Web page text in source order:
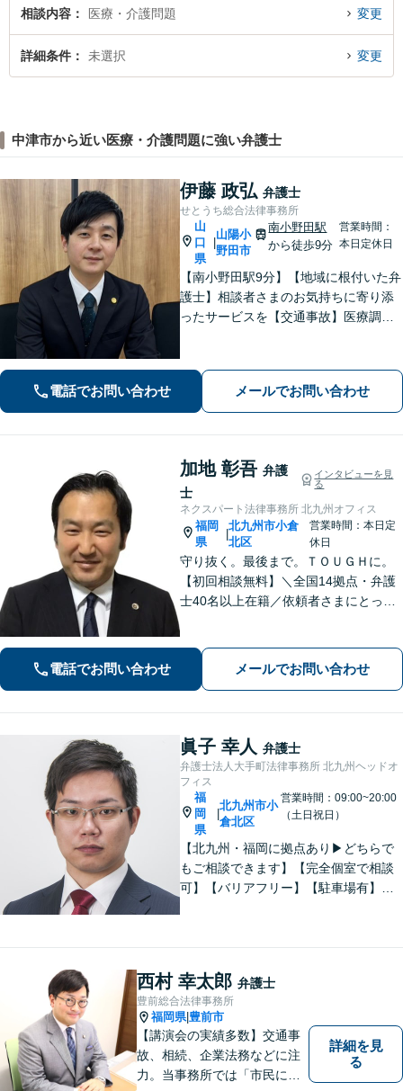
相談内容 医療・介護問題 変更
詳細条件 未選択 変更
中津市から近い医療・介護問題に強い弁護士
伊藤 政弘 弁護士
せとうち総合法律事務所
山
口
県
山陽小
野田市
南小野田駅
から徒歩9分
営業時間：
本日定休日
【南小野田駅9分】【地域に根付いた弁
護士】相談者さまのお気持ちに寄り添
ったサービスを【交通事故】医療調査
実調査と判例をリサーチし、不公平感
のない相続を実現【WEB面談】
電話でお問い合わせ メールでお問い合わせ
加地 彰吾 弁護
士
インタビューを見
る
ネクスパート法律事務所 北九州オフィス
福岡
県
|
北九州市小倉
北区
営業時間：本日定
休日
守り抜く。最後まで。ＴＯＵＧＨに。
【初回相談無料】＼全国14拠点・弁護
士40名以上在籍／依頼者さまにとって
題/相続/交通事故/刑事事件など、ご相
談ください【夜間・休日対応】
電話でお問い合わせ メールでお問い合わせ
眞子 幸人 弁護士
弁護士法人大手町法律事務所 北九州ヘッドオ
フィス
福
岡
県
|
北九州市小
倉北区
営業時間：09:00~20:00
（土日祝日）
【北九州・福岡に拠点あり▶どちらで
もご相談できます】【完全個室で相談
可】【バリアフリー】【駐車場有】法
活かした総合力で課題解決をサポート
い。
西村 幸太郎 弁護士
豊前総合法律事務所
福岡県| 豊前市
【講演会の実績多数】交通事
故、相続、企業法務などに注
力。当事務所では「市民に力
詳細を見
る